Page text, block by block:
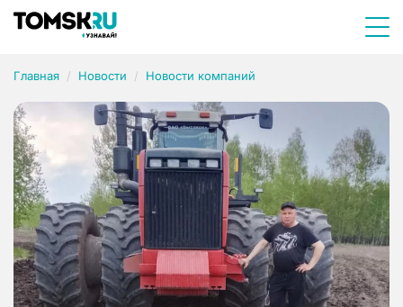
Главная Новости Новости компаний